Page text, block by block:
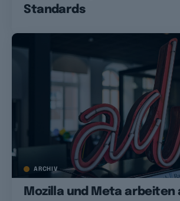
Standards
ARCHIV
Mozilla und Meta arbeiten